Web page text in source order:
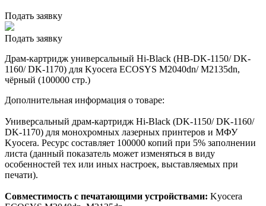
Подать заявку
Подать заявку
Драм-картридж универсальный Hi-Black (HB-DK-1150/ DK-
1160/ DK-1170) для Kyocera ECOSYS M2040dn/ M2135dn,
чёрный (100000 стр.)
Дополнительная информация о товаре:
Универсальный драм-картридж Hi-Black (DK-1150/ DK-1160/
DK-1170) для монохромных лазерных принтеров и МФУ
Kyocera. Ресурс составляет 100000 копий при 5% заполнении
листа (данный показатель может изменяться в виду
особенностей тех или иных настроек, выставляемых при
печати).
Совместимость с печатающими устройствами: Kyocera